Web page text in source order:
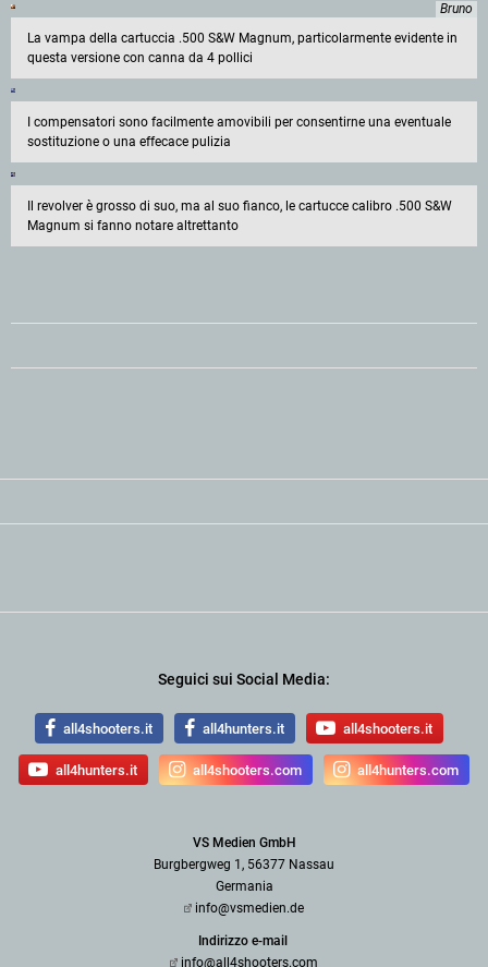
Bruno
La vampa della cartuccia .500 S&W Magnum, particolarmente evidente in
questa versione con canna da 4 pollici
I compensatori sono facilmente amovibili per consentirne una eventuale
sostituzione o una effecace pulizia
Il revolver è grosso di suo, ma al suo fianco, le cartucce calibro .500 S&W
Magnum si fanno notare altrettanto
Seguici sui Social Media:
all4shooters.it all4hunters.it all4shooters.it
all4hunters.it all4shooters.com all4hunters.com
VS Medien GmbH
Burgbergweg 1, 56377 Nassau
Germania
info@vsmedien.de
Indirizzo e-mail
info@all4shooters.com